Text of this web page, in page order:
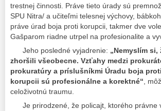
trestnej činnosti. Práve tieto úrady sú
SPU Nitra/ a učiteľmi telesnej výchovy,
práve úrad boja proti korupcii, takmer dve
Gašparom riadne utrpel na profesionalite a
Jeho posledné vyjadrenie: „Nemyslím
zhoršili všeobecne. Vzťahy medzi
prokuratúry a príslušníkmi Úradu boja
korupcii sú profesionálne a korektné“ ,
celoživotnú traumu.
Je prirodzené, že policajt, ktorého právne